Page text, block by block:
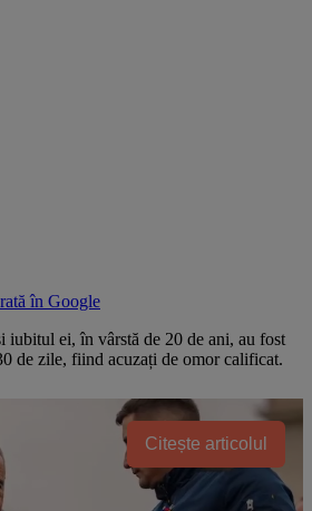
în Google
iubitul ei, în vârstă de 20 de ani, au fost
de zile, fiind acuzați de omor calificat.
Citește articolul